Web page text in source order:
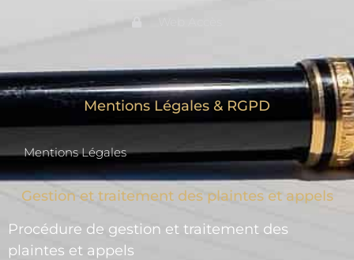
Mentions Légales & RGPD
Mentions Légales
Gestion et traitement des plaintes et appels
Procédure de gestion et traitement des
plaintes et appels